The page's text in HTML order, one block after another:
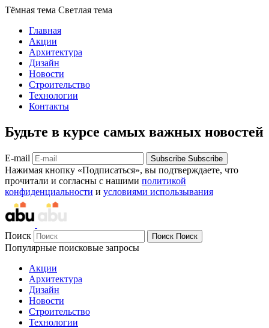
Тёмная тема Светлая тема
Главная
Акции
Архитектура
Дизайн
Новости
Строительство
Технологии
Контакты
Будьте в курсе самых важных новостей
E-mail Subscribe Subscribe
Нажимая кнопку «Подписаться», вы подтверждаете, что
прочитали и согласны с нашими политикой
конфиденциальности и условиями использывания
Поиск Поиск Поиск
Популярные поисковые запросы
Акции
Архитектура
Дизайн
Новости
Строительство
Технологии